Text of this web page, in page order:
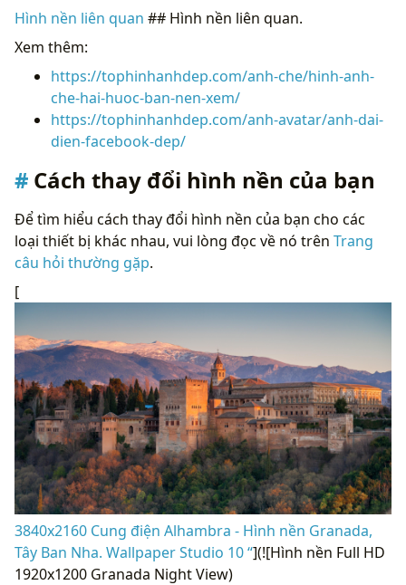
Hình nền liên quan ## Hình nền liên quan.
Xem thêm:
https://tophinhanhdep.com/anh-che/hinh-anh-
che-hai-huoc-ban-nen-xem/
https://tophinhanhdep.com/anh-avatar/anh-dai-
dien-facebook-dep/
Cách thay đổi hình nền của bạn
Để tìm hiểu cách thay đổi hình nền của bạn cho các
loại thiết bị khác nhau, vui lòng đọc về nó trên Trang
câu hỏi thường gặp.
[
3840x2160 Cung điện Alhambra - Hình nền Granada,
Tây Ban Nha. Wallpaper Studio 10 “](![Hình nền Full HD
1920x1200 Granada Night View)